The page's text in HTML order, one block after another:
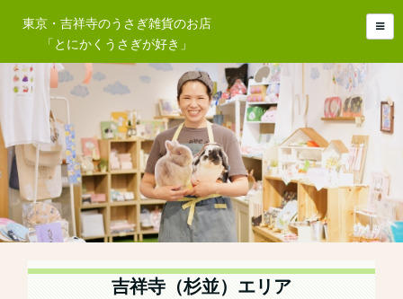
東京・吉祥寺のうさぎ雑貨のお店
「とにかくうさぎが好き」
吉祥寺（杉並）エリア